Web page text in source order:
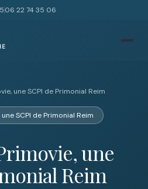
06 22 74 35 06
une SCPI de Primonial Reim
SCPI de Primonial Reim
une
Reim